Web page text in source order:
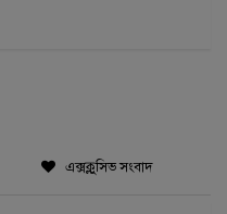
এক্সক্লুসিভ সংবাদ